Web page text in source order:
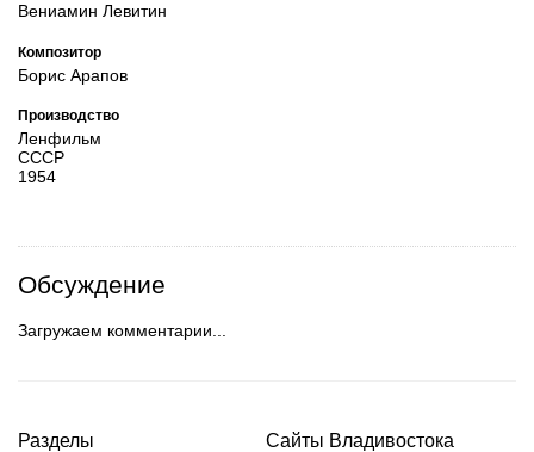
Вениамин Левитин
Композитор
Борис Арапов
Производство
Ленфильм
СССР
1954
Обсуждение
Загружаем комментарии...
Разделы Сайты Владивостока